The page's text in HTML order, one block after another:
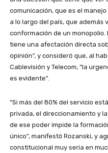
comunicación, que es el
a lo largo del país, que además
conformación de un
tiene una afectación directa
opinión”, y consideró que, al
Cablevisión y Telecom, “la
es evidente”.
“Si más del 80% del servicio
privada, el direccionamiento y
de ese poder impide la
único”, manifestó Rozanski, y
constitucional muy seria en